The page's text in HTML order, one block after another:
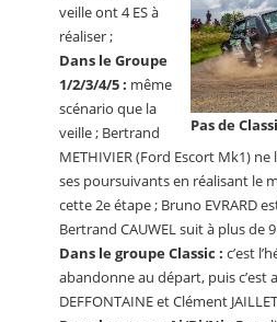
Pas de
veille ont 4 ES à
réaliser ;
Dans le Groupe
1/2/3/4/5 : même
scénario que la
veille ; Bertrand
METHIVIER (Ford Escort Mk1)
ses poursuivants en réalisant le
cette 2e étape ; Bruno EVRARD
Bertrand CAUWEL suit à plus de
Dans le groupe Classic : c’est
abandonne au départ, puis c’est
DEFFONTAINE et Clément